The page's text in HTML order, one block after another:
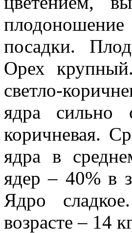
посадки.
Орех
светло-
ядра сильно
коричневая.
ядра в
ядер – 40% в
Ядро
возрасте – 14